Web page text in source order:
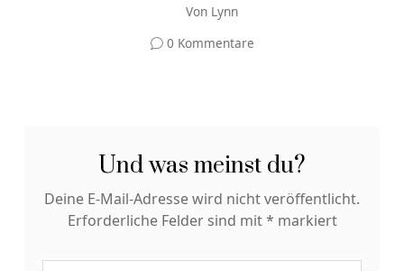
Von Lynn
0 Kommentare
Und was meinst du?
Deine E-Mail-Adresse wird nicht veröffentlicht.
Erforderliche Felder sind mit* markiert